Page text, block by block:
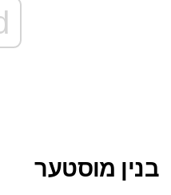
בנין מוסטער